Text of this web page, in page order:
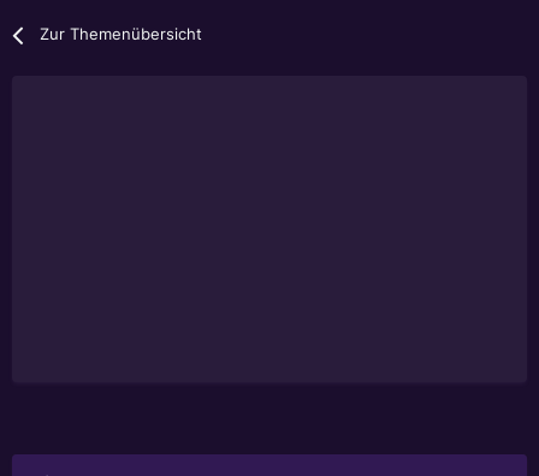
Zur Themenübersicht